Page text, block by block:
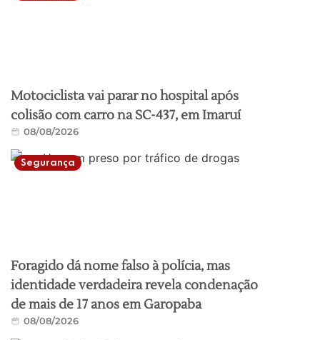
Motociclista vai parar no hospital após
colisão com carro na SC-437, em Imaruí
08/08/2026
Segurança
Foragido dá nome falso à polícia, mas
identidade verdadeira revela condenação
de mais de 17 anos em Garopaba
08/08/2026